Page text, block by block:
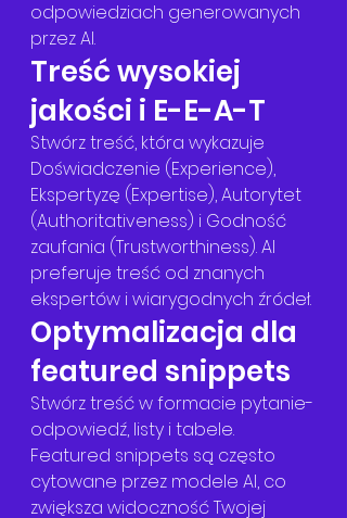
odpowiedziach generowanych
przez AI.
Treść wysokiej
jakości i E-E-A-T
Stwórz treść, która wykazuje
Doświadczenie (Experience),
Ekspertyzę (Expertise), Autorytet
(Authoritativeness) i Godność
zaufania (Trustworthiness). AI
preferuje treść od znanych
ekspertów i wiarygodnych źródeł.
Optymalizacja dla
featured snippets
Stwórz treść w formacie pytanie-
odpowiedź, listy i tabele.
Featured snippets są często
cytowane przez modele AI, co
zwiększa widoczność Twojej